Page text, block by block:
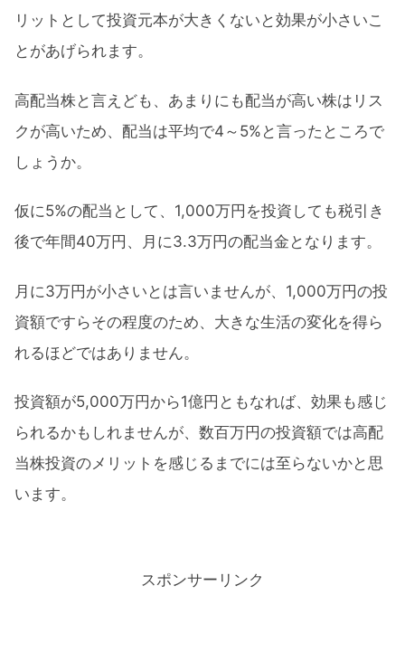
リットとして投資元本が大きくないと効果が小さいこ
とがあげられます。
高配当株と言えども、あまりにも配当が高い株はリス
クが高いため、配当は平均で4～5%と言ったところで
しょうか。
仮に5%の配当として、1,000万円を投資しても税引き
後で年間40万円、月に3.3万円の配当金となります。
月に3万円が小さいとは言いませんが、1,000万円の投
資額ですらその程度のため、大きな生活の変化を得ら
れるほどではありません。
投資額が5,000万円から1億円ともなれば、効果も感じ
られるかもしれませんが、数百万円の投資額では高配
当株投資のメリットを感じるまでには至らないかと思
います。
スポンサーリンク